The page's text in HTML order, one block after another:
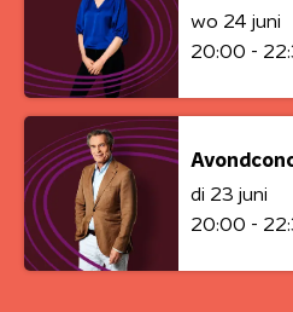
wo 24 juni
20:00 -
di 23 juni
20:00 -